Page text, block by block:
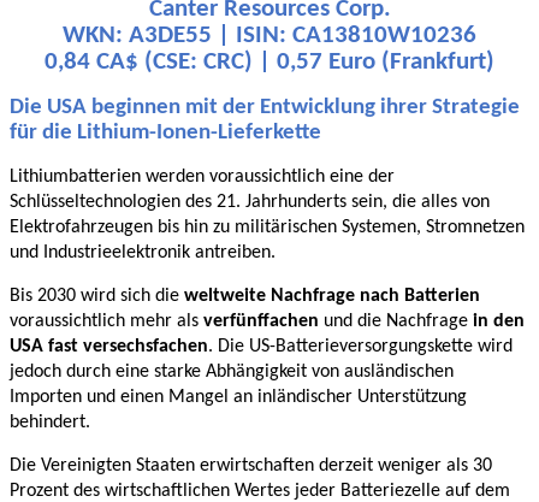
Canter Resources Corp.
WKN: A3DE55 | ISIN: CA13810W10236
0,84 CA$ (CSE: CRC) | 0,57 Euro (Frankfurt)
Die USA beginnen mit der Entwicklung ihrer Strategie
für die Lithium-Ionen-Lieferkette
Lithiumbatterien werden voraussichtlich eine der
Schlüsseltechnologien des 21. Jahrhunderts sein, die alles von
Elektrofahrzeugen bis hin zu militärischen Systemen, Stromnetzen
und Industrieelektronik antreiben.
Bis 2030 wird sich die weltweite Nachfrage nach Batterien
voraussichtlich mehr als verfünffachen und die Nachfrage in den
USA fast versechsfachen. Die US-Batterieversorgungskette wird
jedoch durch eine starke Abhängigkeit von ausländischen
Importen und einen Mangel an inländischer Unterstützung
behindert.
Die Vereinigten Staaten erwirtschaften derzeit weniger als 30
Prozent des wirtschaftlichen Wertes jeder Batteriezelle auf dem